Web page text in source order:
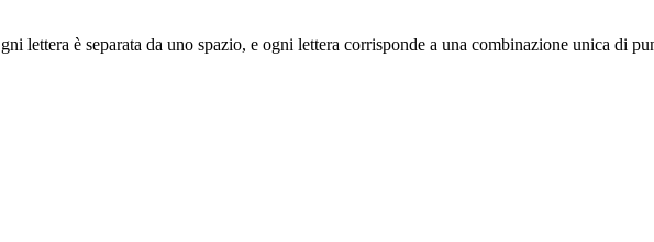
lettera è separata da uno spazio, e ogni lettera corrisponde a una combinazione unica di